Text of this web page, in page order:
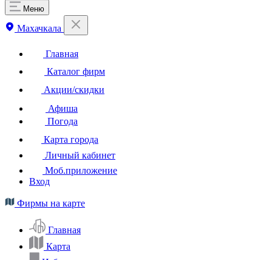
Меню
Махачкала
Главная
Каталог фирм
Акции/скидки
Афиша
Погода
Карта города
Личный кабинет
Моб.приложение
Вход
Фирмы на карте
Главная
Карта